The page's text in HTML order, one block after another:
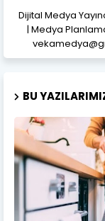
Dijital Medya
| Medya
BU